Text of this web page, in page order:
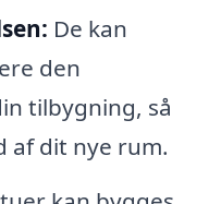
De kan
den
tilbygning, så
af dit nye rum.